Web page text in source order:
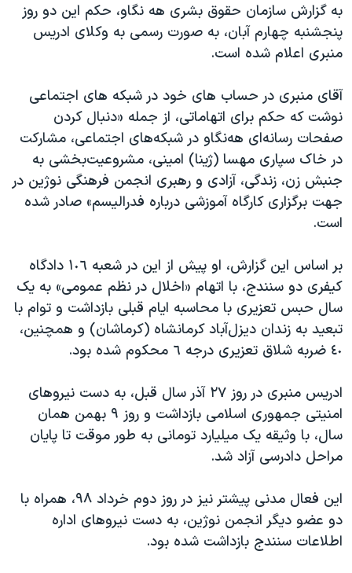
قانون شفافیت دارائی کادر رهبری ایران
اعتراضات مردمی آبان ۹۸
نرگس محمدی برنده جایزه نوبل صلح
همایش محافظه‌کاران آمریکا «سی‌پک»
صفحه‌های ویژه
سفر پرزیدنت ترامپ به چین
به گزارش سازمان حقوق بشری هه نگاو، حکم این دو روز
پنجشنبه چهارم آبان، به صورت رسمی به وکلای ادریس
منبری اعلام شده است.
آقای منبری در حساب های خود در شبکه های اجتماعی
نوشت که حکم برای اتهاماتی، از جمله «دنبال کردن
صفحات رسانه‌ای هه‌نگاو در شبکه‌های اجتماعی، مشارکت
در خاک سپاری مهسا (ژینا) امینی، مشروعیت‌بخشی به
جنبش زن، زندگی، آزادی و رهبری انجمن فرهنگی نوژین در
جهت برگزاری کارگاه آموزشی درباره فدرالیسم» صادر شده
است.
بر اساس این گزارش، او پیش از این در شعبه ١٠٦ دادگاه
کیفری دو سنندج، با اتهام «اخلال در نظم عمومی» به یک
سال حبس تعزیری با محاسبه ایام قبلی بازداشت و توام با
تبعید به زندان دیزل‌آباد کرمانشاه (کرماشان) و همچنین،
٤٠ ضربه شلاق تعزیری درجه ٦ محکوم شده بود.
ادریس منبری در روز ۲۷ آذر سال قبل، به دست نیروهای
امنیتی جمهوری اسلامی بازداشت و روز ۹ بهمن همان
سال، با وثیقه یک میلیارد تومانی به طور موقت تا پایان
مراحل دادرسی آزاد شد.
این فعال مدنی پیشتر نیز در روز دوم خرداد ٩٨، همراه با
دو عضو دیگر انجمن نوژین، به دست نیروهای اداره
اطلاعات سنندج بازداشت شده بود.